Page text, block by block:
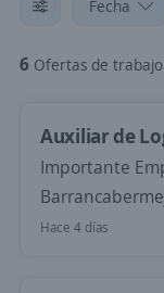
Fecha
6 Ofertas de trabajo de
Auxiliar de
Importante
Hace 4 días